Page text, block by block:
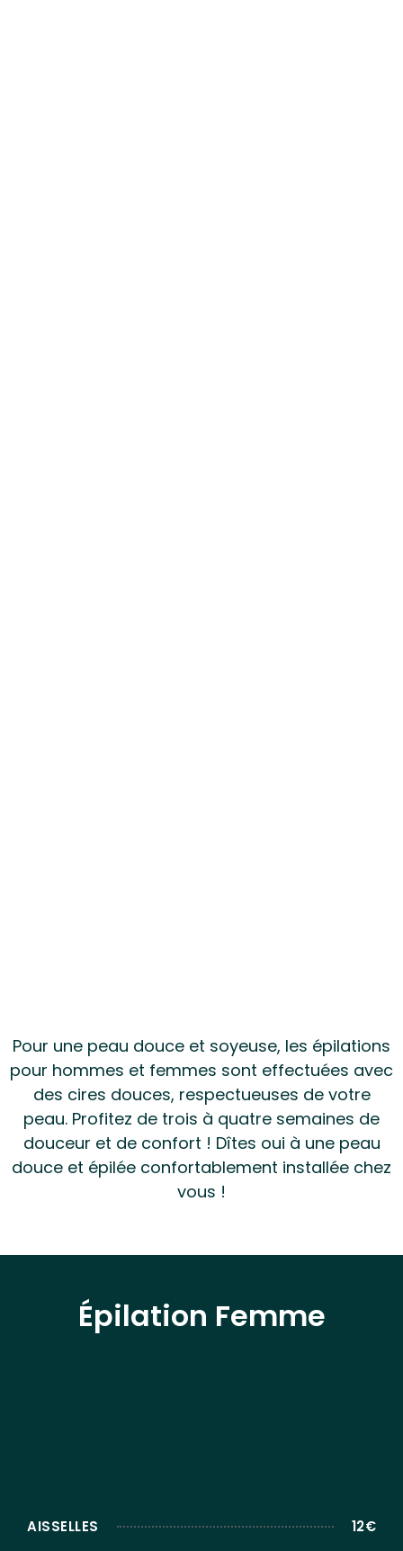
Pour une peau douce et soyeuse, les épilations
pour hommes et femmes sont effectuées avec
des cires douces, respectueuses de votre
peau. Profitez de trois à quatre semaines de
douceur et de confort ! Dîtes oui à une peau
douce et épilée confortablement installée chez
vous !
Épilation Femme
AISSELLES 12€